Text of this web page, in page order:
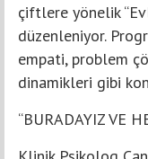
çiftlere yönelik
düzenleniyor.
empati, problem
dinamikleri gibi
“BURADAYIZ VE